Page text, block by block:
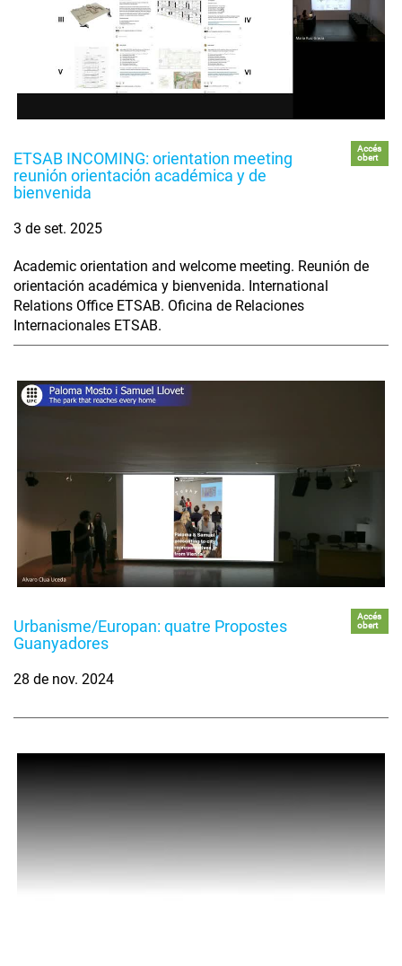
ETSAB INCOMING: orientation meeting
reunión orientación académica y de
bienvenida
Accés
obert
3 de set. 2025
Academic orientation and welcome meeting. Reunión de
orientación académica y bienvenida. International
Relations Office ETSAB. Oficina de Relaciones
Internacionales ETSAB.
Urbanisme/Europan: quatre Propostes
Guanyadores
Accés
obert
28 de nov. 2024